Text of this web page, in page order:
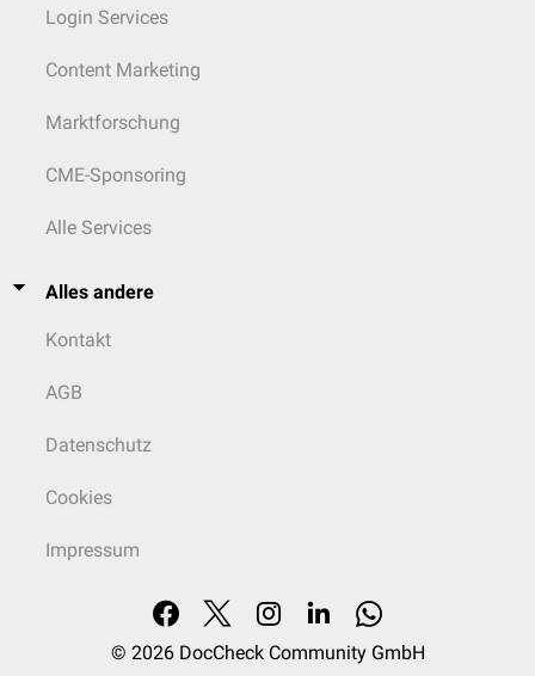
Login Services
Content Marketing
Marktforschung
CME-Sponsoring
Alle Services
Alles andere
Kontakt
AGB
Datenschutz
Cookies
Impressum
© 2026 DocCheck Community GmbH